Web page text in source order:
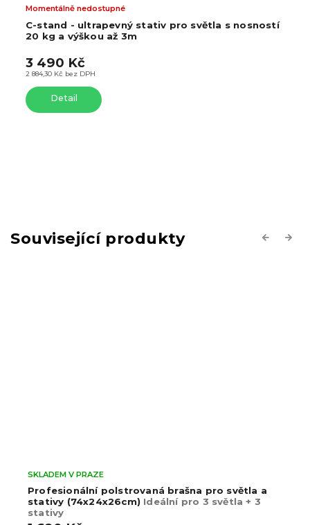
C-stand - ultrapevný stativ pro světla s nosností
20 kg a výškou až 3m
Momentálně nedostupné
2 884,30 Kč bez DPH
3 490 Kč
Detail
Související produkty Previous
Profesionální polstrovaná brašna pro světla a
stativy (74x24x26cm) Ideální pro 3 světla + 3
stativy
SKLADEM V PRAZE
Next